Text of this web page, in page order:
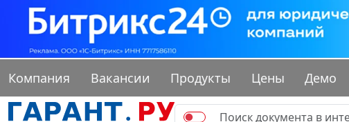
Компания Вакансии Продукты Цены Демо